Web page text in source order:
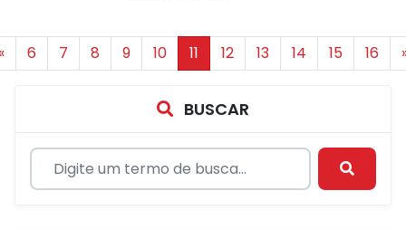
6 7 8 9 10 11 12 13 14 15 16
BUSCAR